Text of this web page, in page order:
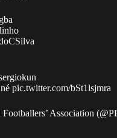
pic.twitter.com/bSt1lsjmra
Association